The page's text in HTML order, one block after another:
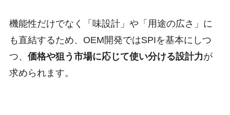
機能性だけでなく「味設計」や「用途の広さ」に
も直結するため、OEM開発ではSPIを基本にしつ
つ、 価格や狙う市場に応じて使い分ける設計力が
求められます。